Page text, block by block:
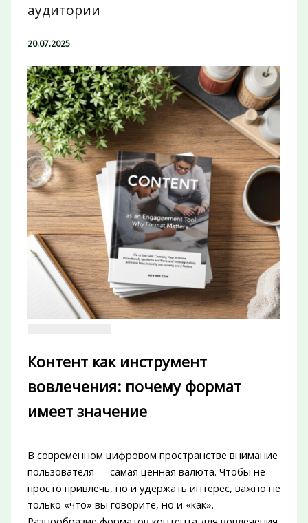
аудитории
20.07.2025
Контент как инструмент
вовлечения: почему формат
имеет значение
В современном цифровом пространстве внимание
пользователя — самая ценная валюта. Чтобы не
просто привлечь, но и удержать интерес, важно не
только «что» вы говорите, но и «как».